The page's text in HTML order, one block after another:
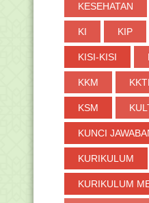
KESEHATAN
KI KIP
KISI-KISI
KKM
KSM
KUNCI
KURIKULUM
KURIKULUM